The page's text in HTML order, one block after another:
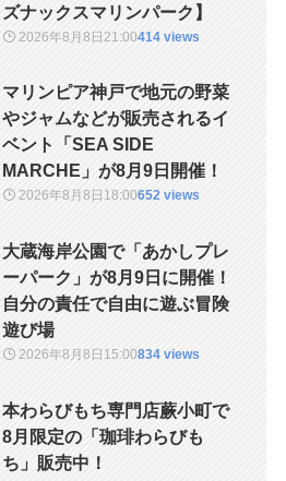
ズナックスマリンパーク】
2026年8月8日 21:00414 views
マリンピア神戸で地元の野菜
やジャムなどが販売されるイ
ベント「SEA SIDE
MARCHE」が8月9日開催！
2026年8月8日 18:00652 views
大蔵海岸公園で「あかしプレ
ーパーク」が8月9日に開催！
自分の責任で自由に遊ぶ冒険
遊び場
2026年8月8日 15:00834 views
本わらびもち専門店蕨小町で
8月限定の「珈琲わらびも
ち」販売中！